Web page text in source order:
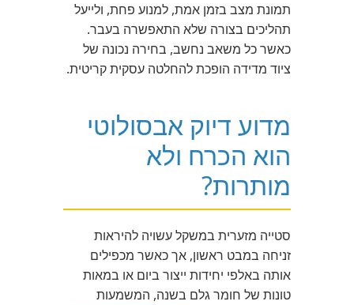
תמונת מצב בזמן אמת, למנוע פחת, ולייעל
תהליכים בצורה שלא התאפשרה בעבר.
כאשר כל משאב נחשב, בחירה נכונה של
ציוד מדידה הופכת להחלטה עסקית קריטית.
מדוע דיוק אבסולוטי
הוא הכרח ולא
מותרות?
סטייה מזערית במשקל עשויה להיראות
זניחה במבט ראשון, אך כאשר מכפילים
אותה באלפי יחידות ייצור ביום או במאות
טונות של חומר גלם בשנה, המשמעות